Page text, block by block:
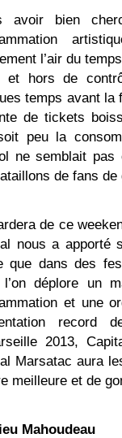
avoir bien
l’air du
et hors de
temps avant la
de tickets
peu la
ne semblait
de fans
de ce
nous a apporté
que dans des
l’on déplore un
et une
record
2013,
Marsatac aura
meilleure et de
Mahoudeau